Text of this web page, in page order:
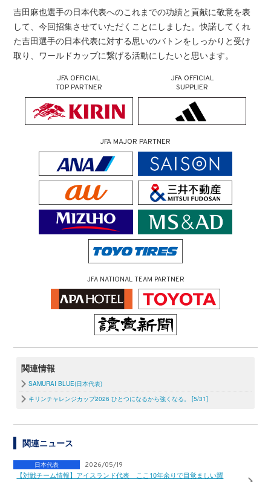
吉田麻也選手の日本代表へのこれまでの功績と貢献に敬意を表
して、今回招集させていただくことにしました。快諾してくれ
た吉田選手の日本代表に対する思いのバトンをしっかりと受け
取り、ワールドカップに繋げる活動にしたいと思います。
JFA OFFICIAL
TOP PARTNER
JFA OFFICIAL
SUPPLIER
JFA MAJOR PARTNER
JFA NATIONAL TEAM PARTNER
関連情報
SAMURAI BLUE(日本代表)
キリンチャレンジカップ2026 ひとつになるから強くなる。 [5/31]
関連ニュース
日本代表 2026/05/19
【対戦チーム情報】アイスランド代表 ここ10年余りで目覚ましい躍